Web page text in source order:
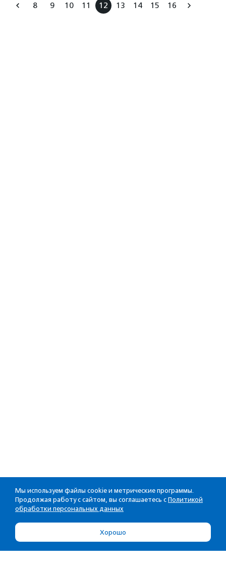
8 9 10 11 12 13 14 15 16
Мы используем файлы cookie и метрические программы.
Продолжая работу с сайтом, вы соглашаетесь с Политикой
обработки персональных данных
Хорошо